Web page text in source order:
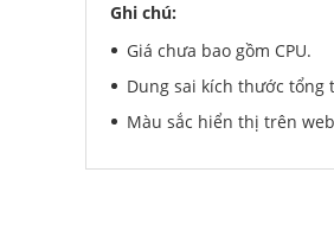
Ghi chú:
Giá chưa bao gồm CPU.
Dung sai kích thước tổng
Màu sắc hiển thị trên